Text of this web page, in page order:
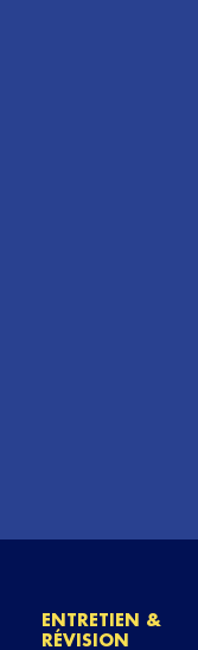
ENTRETIEN &
RÉVISION